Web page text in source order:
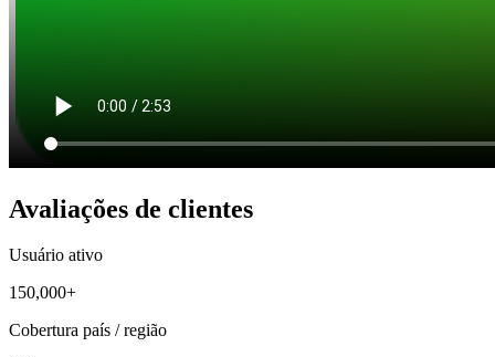
Avaliações de clientes
Usuário ativo
150,000+
Cobertura país / região